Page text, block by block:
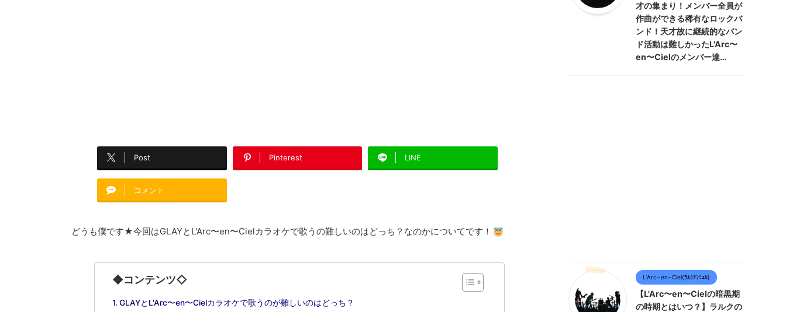
Post Pinterest LINE
コメント
どうも僕です★今回はGLAYとL'Arc〜en〜Cielカラオケで歌うの難しいのはどっち？なのかについてです！
◆コンテンツ◇
GLAYとL'Arc〜en〜Cielカラオケで歌うのが難しいのはどっち？
才の集まり！メンバー全員が
作曲ができる稀有なロックバ
ンド！天才故に継続的なバン
ド活動は難しかったL'Arc〜
en〜Cielのメンバー達…
L’Arc~en~Ciel(ﾗﾙｸｱﾝｼｴﾙ)
【L'Arc〜en〜Cielの暗黒期
の時期とはいつ？】ラルクの